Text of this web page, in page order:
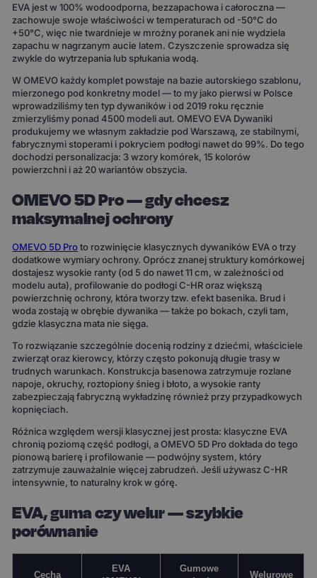
EVA jest w 100% wodoodporna, bezzapachowa i całoroczna —
zachowuje swoje właściwości w temperaturach od -50°C do
+50°C, więc nie twardnieje w mroźny poranek ani nie wydziela
zapachu w nagrzanym aucie latem. Czyszczenie sprowadza się
zwykle do wytrzepania lub spłukania wodą.
W OMEVO każdy komplet powstaje na bazie autorskiego szablonu,
mierzonego pod konkretny model — to my jako pierwsi w Polsce
wprowadziliśmy ten typ dywaników i od 2019 roku ręcznie
zmierzyliśmy ponad 4500 modeli aut. OMEVO EVA Dywaniki
produkujemy we własnym zakładzie pod Warszawą, ze stabilnymi,
fabrycznymi stoperami i pokryciem podłogi nawet do 99%. Do tego
dochodzi personalizacja: 3 wzory komórek, 15 kolorów
powierzchni i aż 20 wariantów obszycia.
OMEVO 5D Pro — gdy chcesz
maksymalnej ochrony
OMEVO 5D Proto rozwinięcie klasycznych dywaników EVA o trzy
dodatkowe wymiary ochrony. Oprócz znanej struktury komórkowej
dostajesz wysokie ranty (od 5 do nawet 11 cm, w zależności od
modelu auta), profilowanie do podłogi C-HR oraz większą
powierzchnię ochrony, która tworzy tzw. efekt basenika. Brud i
woda zostają w obrębie dywanika — także po bokach, czyli tam,
gdzie klasyczna mata nie sięga.
To rozwiązanie szczególnie docenią rodziny z dziećmi, właściciele
zwierząt oraz kierowcy, którzy często pokonują długie trasy w
trudnych warunkach. Konstrukcja basenowa zatrzymuje rozlane
napoje, okruchy, roztopiony śnieg i błoto, a wysokie ranty
zabezpieczają fabryczną wykładzinę również przy przypadkowych
kopnięciach.
Różnica względem wersji klasycznej jest prosta: klasyczne EVA
chronią poziomą część podłogi, a OMEVO 5D Pro dokłada do tego
pionową barierę i profilowanie — podwójny system, który
zatrzymuje zauważalnie więcej zabrudzeń. Jeśli używasz C-HR
intensywnie, to naturalny krok w górę.
EVA, guma czy welur — szybkie
porównanie
Cecha
EVA
Gumowe
Welurowe